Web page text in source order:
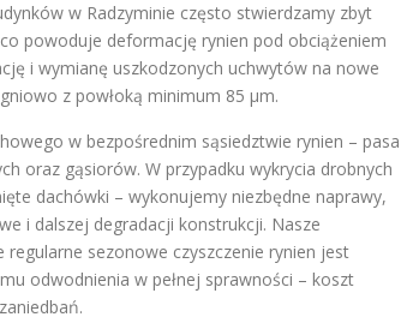
w Radzyminie często stwierdzamy zbyt
powoduje deformację rynien pod obciążeniem
i wymianę uszkodzonych uchwytów na nowe
z powłoką minimum 85 μm.
w bezpośrednim sąsiedztwie rynien – pasa
oraz gąsiorów. W przypadku wykrycia drobnych
dachówki – wykonujemy niezbędne naprawy,
i dalszej degradacji konstrukcji. Nasze
regularne sezonowe czyszczenie rynien jest
odwodnienia w pełnej sprawności – koszt